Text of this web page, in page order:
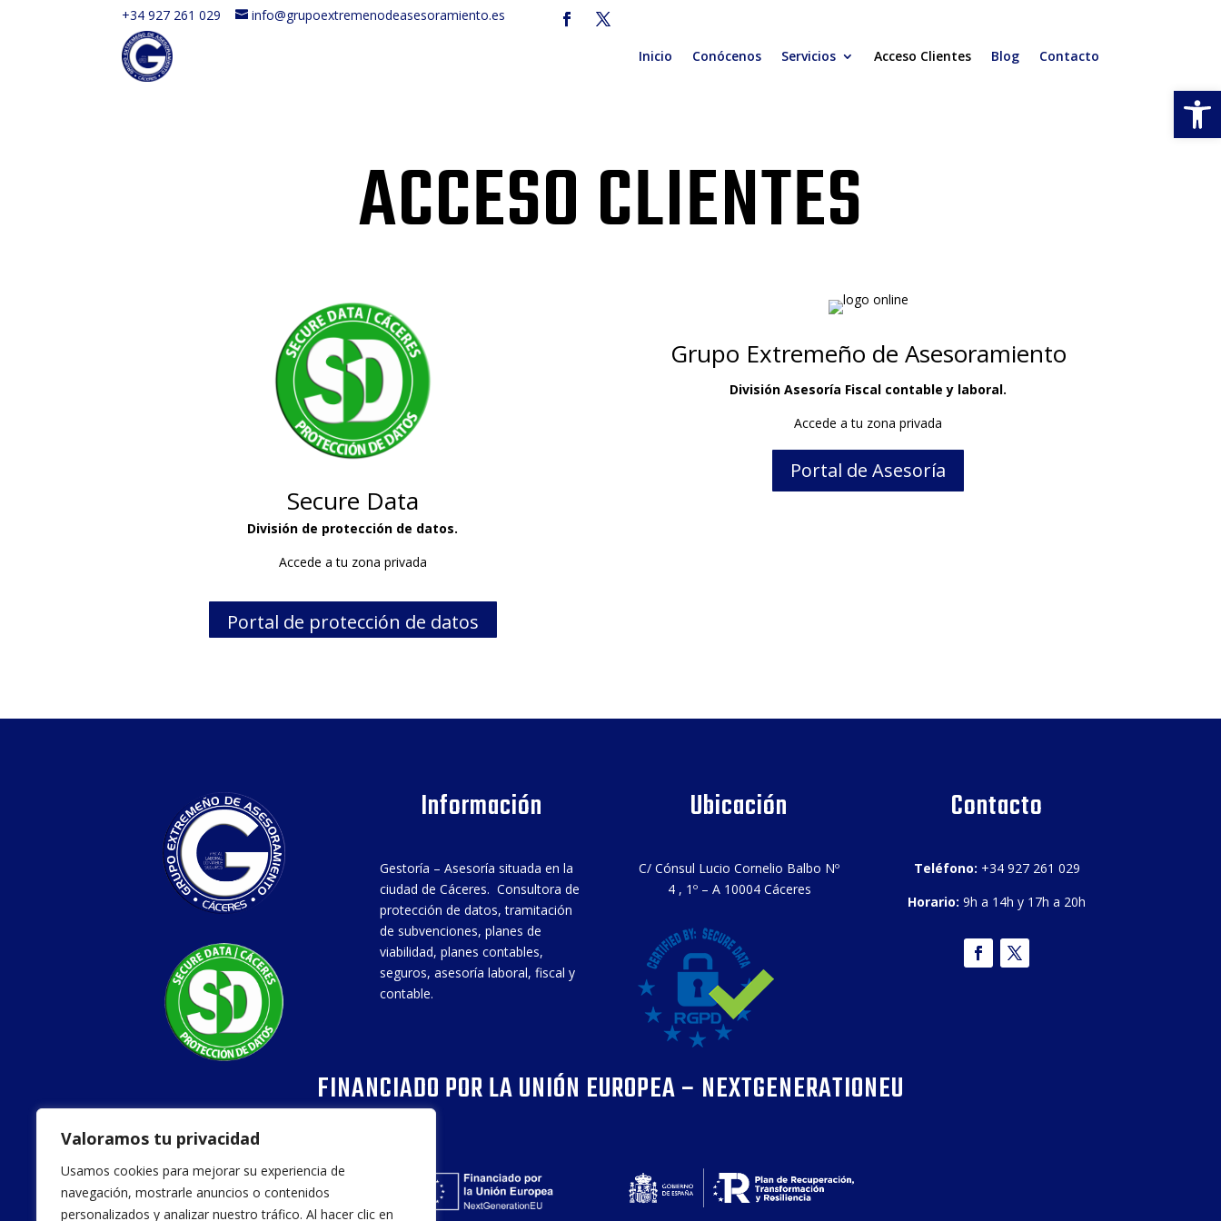
Valoramos tu privacidad
Usamos cookies para mejorar su experiencia de
navegación, mostrarle anuncios o contenidos
personalizados y analizar nuestro tráfico. Al hacer clic en
+34 927 261 029 info@grupoextremenodeasesoramiento.es
Inicio Conócenos Servicios Acceso Clientes Blog Contacto
ACCESO CLIENTES
Secure Data
División de protección de datos.
Accede a tu zona privada
Portal de protección de datos
Grupo Extremeño de Asesoramiento
División Asesoría Fiscal contable y laboral.
Accede a tu zona privada
Portal de Asesoría
Información
Gestoría – Asesoría situada en la
ciudad de Cáceres. Consultora de
protección de datos, tramitación
de subvenciones, planes de
viabilidad, planes contables,
seguros, asesoría laboral, fiscal y
contable.
Ubicación
C/ Cónsul Lucio Cornelio Balbo Nº
4 , 1º – A 10004 Cáceres
Contacto
Teléfono: +34 927 261 029
Horario: 9h a 14h y 17h a 20h
FINANCIADO POR LA UNIÓN EUROPEA – NEXTGENERATIONEU